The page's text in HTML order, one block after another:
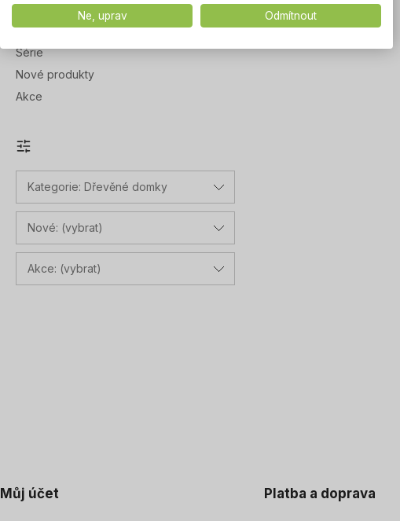
Pro zvířata
OUTLET
Série
Nové produkty
Akce
Kategorie: Dřevěné domky
Nové: (vybrat)
Akce: (vybrat)
Můj účet Platba a doprava
Ne, uprav Odmítnout